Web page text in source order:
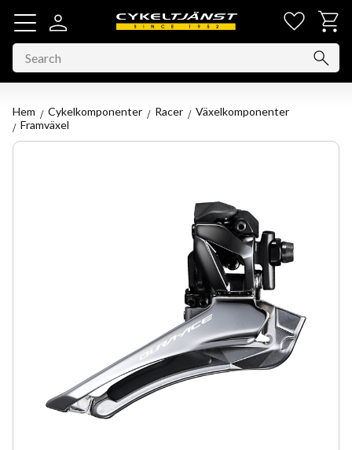
Menu
Basket
Hem Cykelkomponenter Racer
Växelkomponenter
Framväxel